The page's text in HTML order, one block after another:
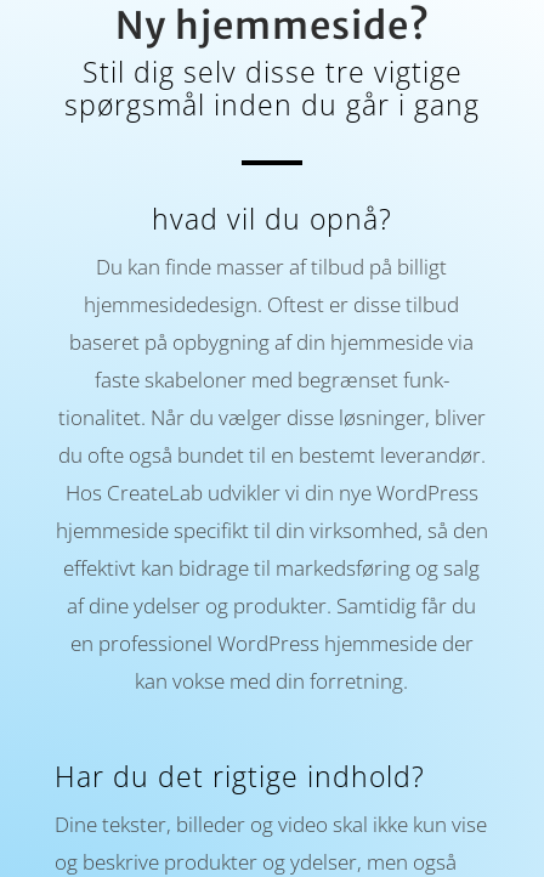
Ny hjemmeside?
Stil dig selv disse tre vigtige
spørgsmål inden du går i gang
hvad vil du opnå?
Du kan finde masser af tilbud på billigt
hjemme­sidedesign. Oftest er disse tilbud
baseret på opbyg­ning af din hjemme­side via
faste skabe­loner med be­grænset funk­
tionalitet. Når du vælger disse løs­ninger, bliver
du ofte også bundet til en bestemt leve­randør.
Hos CreateLab udvikler vi din nye WordPress
hjemme­side specifikt til din virk­somhed, så den
effektivt kan bidrage til markeds­føring og salg
af dine ydelser og produkter. Samtidig får du
en pro­fes­sionel WordPress hjemme­side der
kan vokse med din forretning.
Har du det rigtige indhold?
Dine tekster, billeder og video skal ikke kun vise
og beskrive produkter og ydelser, men også